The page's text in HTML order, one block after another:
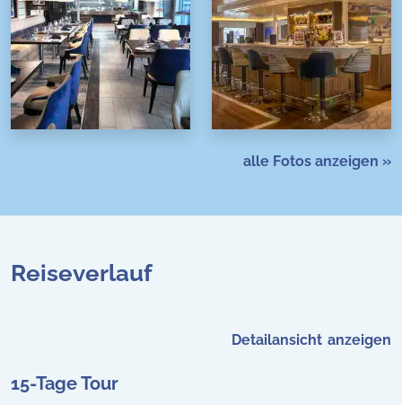
alle Fotos anzeigen »
Reiseverlauf
Detailansicht
15-Tage Tour